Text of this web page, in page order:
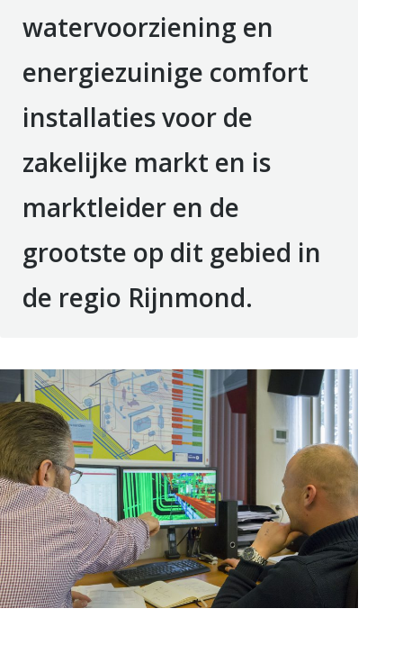
watervoorziening en
energiezuinige comfort
installaties voor de
zakelijke markt en is
marktleider en de
grootste op dit gebied in
de regio Rijnmond.